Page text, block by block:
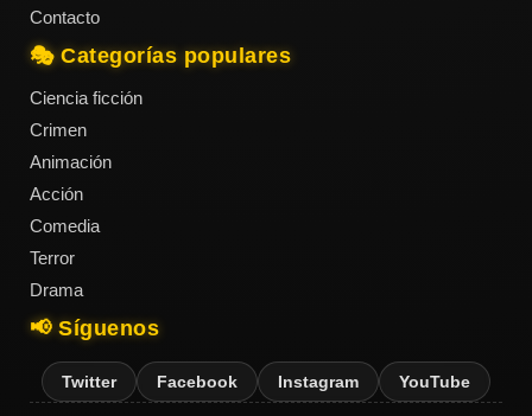
Contacto
🎭 Categorías populares
Ciencia ficción
Crimen
Animación
Acción
Comedia
Terror
Drama
📢 Síguenos
Twitter Facebook Instagram YouTube